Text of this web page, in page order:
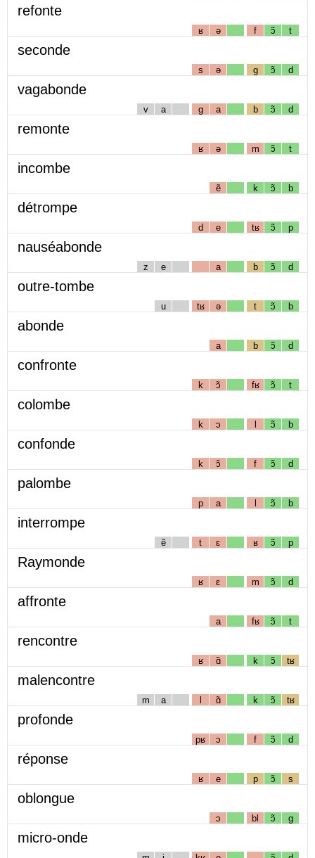
refonte
ʁ ə f ɔ̃ t
seconde
s ə g ɔ̃ d
vagabonde
v a g a b ɔ̃ d
remonte
ʁ ə m ɔ̃ t
incombe
ẽ k ɔ̃ b
détrompe
d e tʁ ɔ̃ p
nauséabonde
z e a b ɔ̃ d
outre-tombe
u tʁ ə t ɔ̃ b
abonde
a b ɔ̃ d
confronte
k ɔ̃ fʁ ɔ̃ t
colombe
k ɔ l ɔ̃ b
confonde
k ɔ̃ f ɔ̃ d
palombe
p a l ɔ̃ b
interrompe
ẽ t ɛ ʁ ɔ̃ p
Raymonde
ʁ ɛ m ɔ̃ d
affronte
a fʁ ɔ̃ t
rencontre
ʁ ɑ̃ k ɔ̃ tʁ
malencontre
m a l ɑ̃ k ɔ̃ tʁ
profonde
pʁ ɔ f ɔ̃ d
réponse
ʁ e p ɔ̃ s
oblongue
ɔ bl ɔ̃ g
micro-onde